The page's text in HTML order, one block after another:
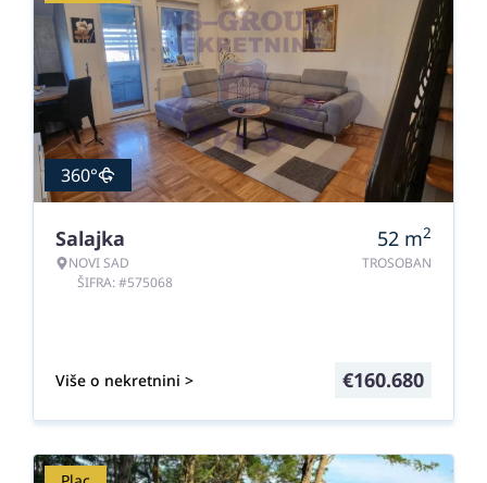
360°
Salajka
NOVI SAD
ŠIFRA: #575068
52 m2
TROSOBAN
Više o nekretnini > €160.680